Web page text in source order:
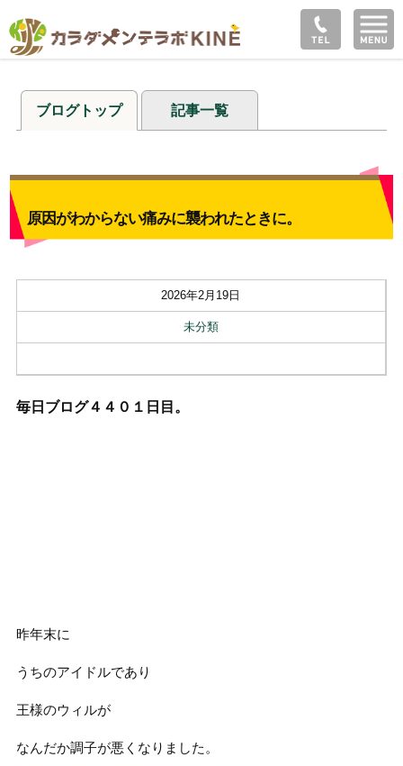
ブログトップ 記事一覧
原因がわからない痛みに襲われたときに。
2026年2月19日
未分類
毎日ブログ４４０１ 日目。
昨年末に
うちのアイドルであり
王様のウィルが
なんだか調子が悪くなりました。